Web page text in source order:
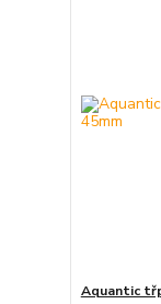
Aquantic